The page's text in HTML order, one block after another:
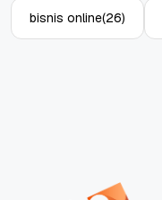
bisnis online(26)